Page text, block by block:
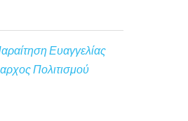
Ευαγγελίας
Πολιτισμού